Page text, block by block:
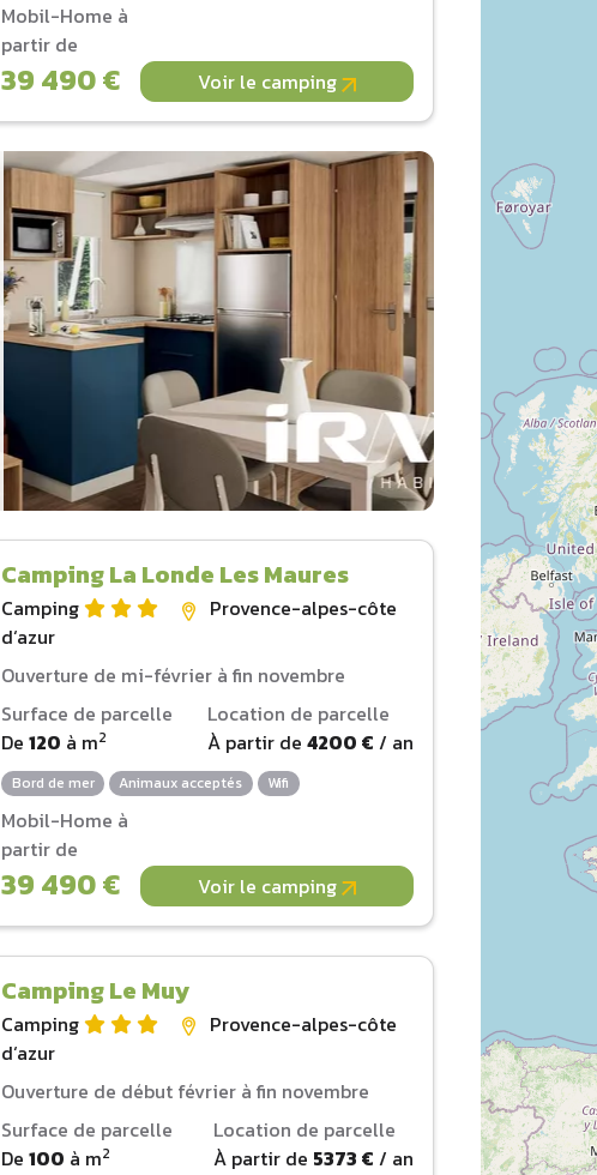
Mobil-Home à
partir de
39 490 € Voir le camping
Camping La Londe Les Maures
Camping
Provence-alpes-côte
d‘azur
Ouverture de mi-février à fin novembre
Surface de parcelle
De120 à m2
Location de parcelle
À partir de 4200 € / an
Bord de mer Animaux acceptés Wifi
Mobil-Home à
partir de
39 490 € Voir le camping
Camping Le Muy
Camping
Provence-alpes-côte
d‘azur
Ouverture de début février à fin novembre
Surface de parcelle
De100 à m2
Location de parcelle
À partir de 5373 € / an